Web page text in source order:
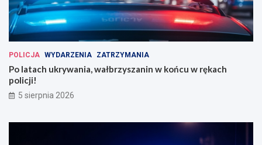
POLICJA WYDARZENIA ZATRZYMANIA
Po latach ukrywania, wałbrzyszanin w końcu w rękach
policji!
5 sierpnia 2026